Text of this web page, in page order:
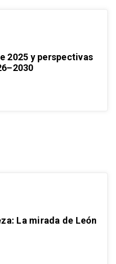
2025 y perspectivas
La mirada de León